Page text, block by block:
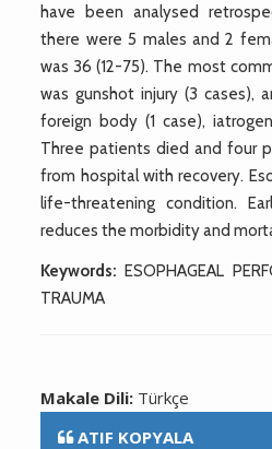
have been analysed
there were 5 males and 2
was 36 (12-75). The most
was gunshot injury (3 cases),
foreign body (1 case),
Three patients died and four
from hospital with recovery.
life-threatening condition.
reduces the morbidity and
Keywords: ESOPHAGEAL
TRAUMA
Makale Dili: Türkçe
ATIF KOPYALA